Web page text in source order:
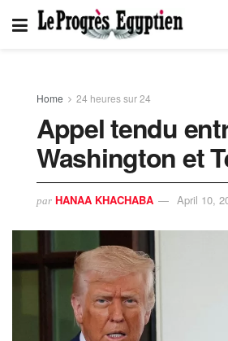
Home 24 heures sur 24
Appel tendu
Washington et
par HANAA KHACHABA April 10,